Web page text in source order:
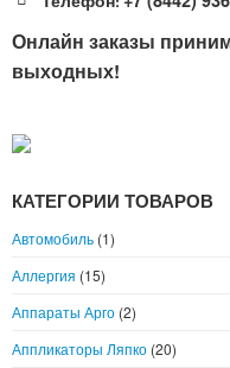
Онлайн заказы
выходных!
КАТЕГОРИИ ТОВАРОВ
Автомобиль (1)
Аллергия (15)
Аппараты Арго (2)
Аппликаторы Ляпко (20)